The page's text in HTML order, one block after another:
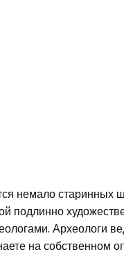
немало
подлинно
Археологи
на собственном